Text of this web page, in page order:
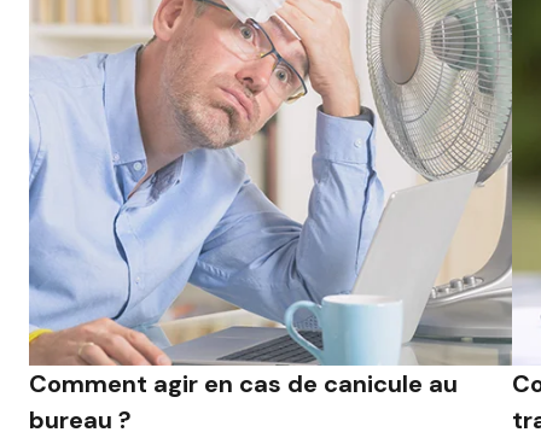
Comment agir en cas de canicule au
bureau ?